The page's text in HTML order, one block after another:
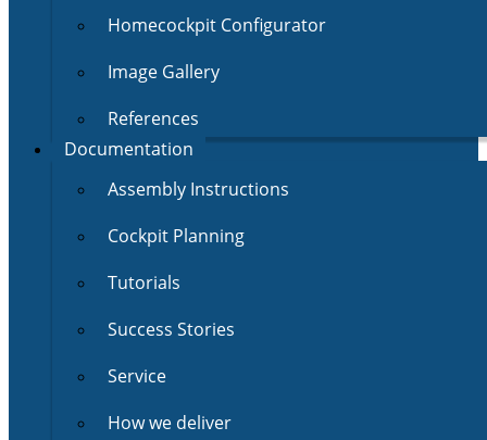
Homecockpit Configurator
Image Gallery
References
Documentation
Assembly Instructions
Cockpit Planning
Tutorials
Success Stories
Service
How we deliver